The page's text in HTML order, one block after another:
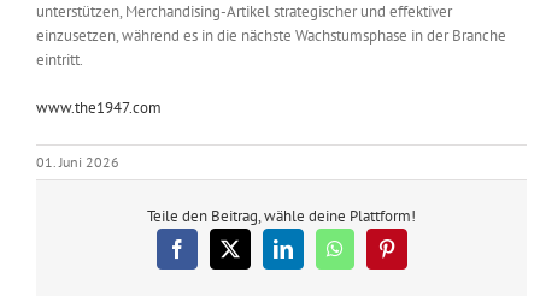
unterstützen, Merchandising-Artikel strategischer und effektiver
einzusetzen, während es in die nächste Wachstumsphase in der Branche
eintritt.
www.the1947.com
01. Juni 2026
Teile den Beitrag, wähle deine Plattform!
Facebook
X LinkedInWhatsAppPinterest